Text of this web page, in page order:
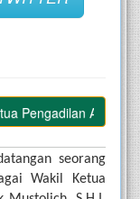
Agama Buntok
seorang
Wakil Ketua